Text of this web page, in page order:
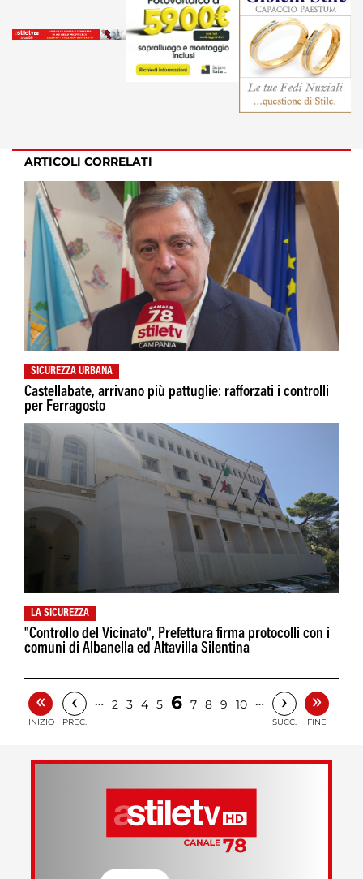
ARTICOLI CORRELATI
SICUREZZA URBANA
Castellabate, arrivano più pattuglie: rafforzati i controlli
per Ferragosto
LA SICUREZZA
"Controllo del Vicinato", Prefettura firma protocolli con i
comuni di Albanella ed Altavilla Silentina
«
INIZIO
‹
PREC.
… 2 3 4 5 6 7 8 9 10 … ›
SUCC.
»
FINE